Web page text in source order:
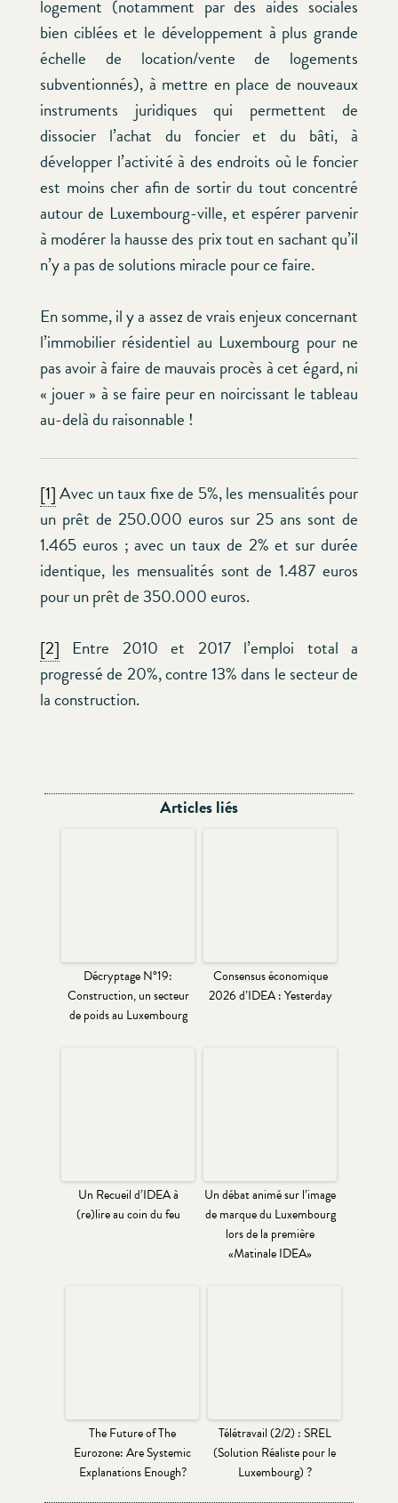
logement (notamment par des aides sociales
bien ciblées et le développement à plus grande
échelle de location/vente de logements
subventionnés), à mettre en place de nouveaux
instruments juridiques qui permettent de
dissocier l’achat du foncier et du bâti, à
développer l’activité à des endroits où le foncier
est moins cher afin de sortir du tout concentré
autour de Luxembourg-ville, et espérer parvenir
à modérer la hausse des prix tout en sachant qu’il
n’y a pas de solutions miracle pour ce faire.
En somme, il y a assez de vrais enjeux concernant
l’immobilier résidentiel au Luxembourg pour ne
pas avoir à faire de mauvais procès à cet égard, ni
« jouer » à se faire peur en noircissant le tableau
au-delà du raisonnable !
[1]Avec un taux fixe de 5%, les mensualités pour
un prêt de 250.000 euros sur 25 ans sont de
1.465 euros ; avec un taux de 2% et sur durée
identique, les mensualités sont de 1.487 euros
pour un prêt de 350.000 euros.
[2] Entre 2010 et 2017 l’emploi total a
progressé de 20%, contre 13% dans le secteur de
la construction.
Articles liés
Décryptage N°19:
Construction, un secteur
de poids au Luxembourg
Consensus économique
2026 d’IDEA : Yesterday
Un Recueil d’IDEA à
(re)lire au coin du feu
Un débat animé sur l’image
de marque du Luxembourg
lors de la première
«Matinale IDEA»
The Future of The
Eurozone: Are Systemic
Explanations Enough?
Télétravail (2/2) : SREL
(Solution Réaliste pour le
Luxembourg) ?